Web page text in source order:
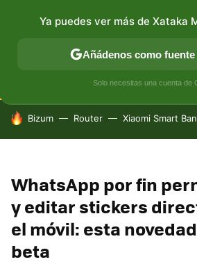
CONECTIVIDAD MÓVIL Y SOCIEDAD
HOY SE HABLA DE
Bizum Router Xiaomi Smart
WhatsApp por fin
y editar stickers
el móvil: esta
beta
Ya puedes ver más de Xataka
Añádenos como
Solo necesitas una cuenta de